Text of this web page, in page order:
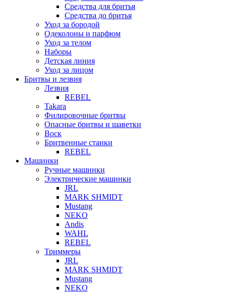
Средства для бритья
Средства до бритья
Уход за бородой
Одеколоны и парфюм
Уход за телом
Наборы
Детская линия
Уход за лицом
Бритвы и лезвия
Лезвия
REBEL
Takara
Филировочные бритвы
Опасные бритвы и шаветки
Воск
Бритвенные станки
REBEL
Машинки
Ручные машинки
Электрические машинки
JRL
MARK SHMIDT
Mustang
NEKO
Andis
WAHL
REBEL
Триммеры
JRL
MARK SHMIDT
Mustang
NEKO